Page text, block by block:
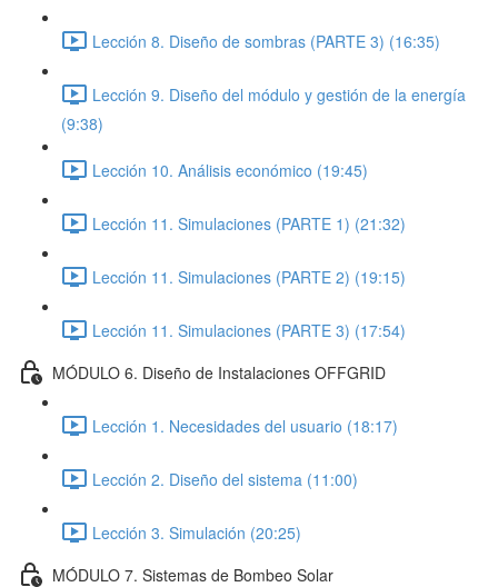
Lección 8. Diseño de sombras (PARTE 3) (16:35)
Lección 9. Diseño del módulo y gestión de la energía
(9:38)
Lección 10. Análisis económico (19:45)
Lección 11. Simulaciones (PARTE 1) (21:32)
Lección 11. Simulaciones (PARTE 2) (19:15)
Lección 11. Simulaciones (PARTE 3) (17:54)
MÓDULO 6. Diseño de Instalaciones OFFGRID
Lección 1. Necesidades del usuario (18:17)
Lección 2. Diseño del sistema (11:00)
Lección 3. Simulación (20:25)
MÓDULO 7. Sistemas de Bombeo Solar